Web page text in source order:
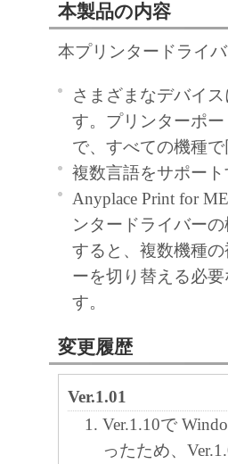
12.212 and 48 C.F.R.
1995), all U.S.
manufacturer is
ku, Tokyo 146-8501,
本条項中で使用さ
定義される「本ソ
します。
10．分離可能性
本契約書のいずれ
効であると決定さ
効に存続するものと
以 上
キヤノン株式会社
No. I010G016800
本製品の内容
本プリンタードライ
さまざまなデバイ
す。プリンターポ
で、すべての機種
複数言語をサポー
Anyplace Print for
ンタードライバー
すると、複数機種
ーを切り替える必
す。
変更履歴
Ver.1.01
Ver.1.10で
ったため、